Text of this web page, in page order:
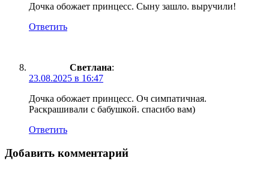
Дочка обожает принцесс. Сыну зашло. выручили!
Ответить
Светлана:
23.08.2025 в 16:47
Дочка обожает принцесс. Оч симпатичная.
Раскрашивали с бабушкой. спасибо вам)
Ответить
Добавить комментарий